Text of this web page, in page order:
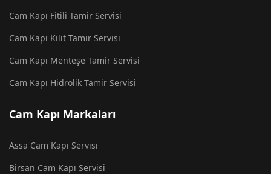
Cam Kapı Fitili Tamir Servisi
Cam Kapı Kilit Tamir Servisi
Cam Kapı Menteşe Tamir Servisi
Cam Kapı Hidrolik Tamir Servisi
Cam Kapı Markaları
Assa Cam Kapı Servisi
Birsan Cam Kapı Servisi